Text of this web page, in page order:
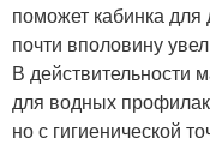
поможет кабинка
почти вполовину
В действительности
для водных
но с гигиенической